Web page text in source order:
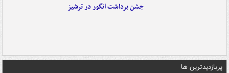
جشن برداشت انگور در ترشیز
پربازدیدترین ها